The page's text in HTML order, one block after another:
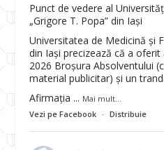
Punct de vedere al
„Grigore T. Popa” din Iași
Universitatea de Medicină și
din Iași precizează că a
2026 Broșura Absolventului
material publicitar) și un
Afirmația ... Mai mult...
Vezi pe Facebook · Distribuie